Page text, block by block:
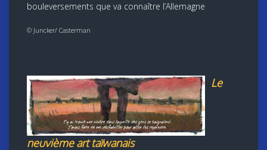
bouleversements que va connaître l’Allemagne
© Juncker/ Casterman
Le
neuvième art taïwanais